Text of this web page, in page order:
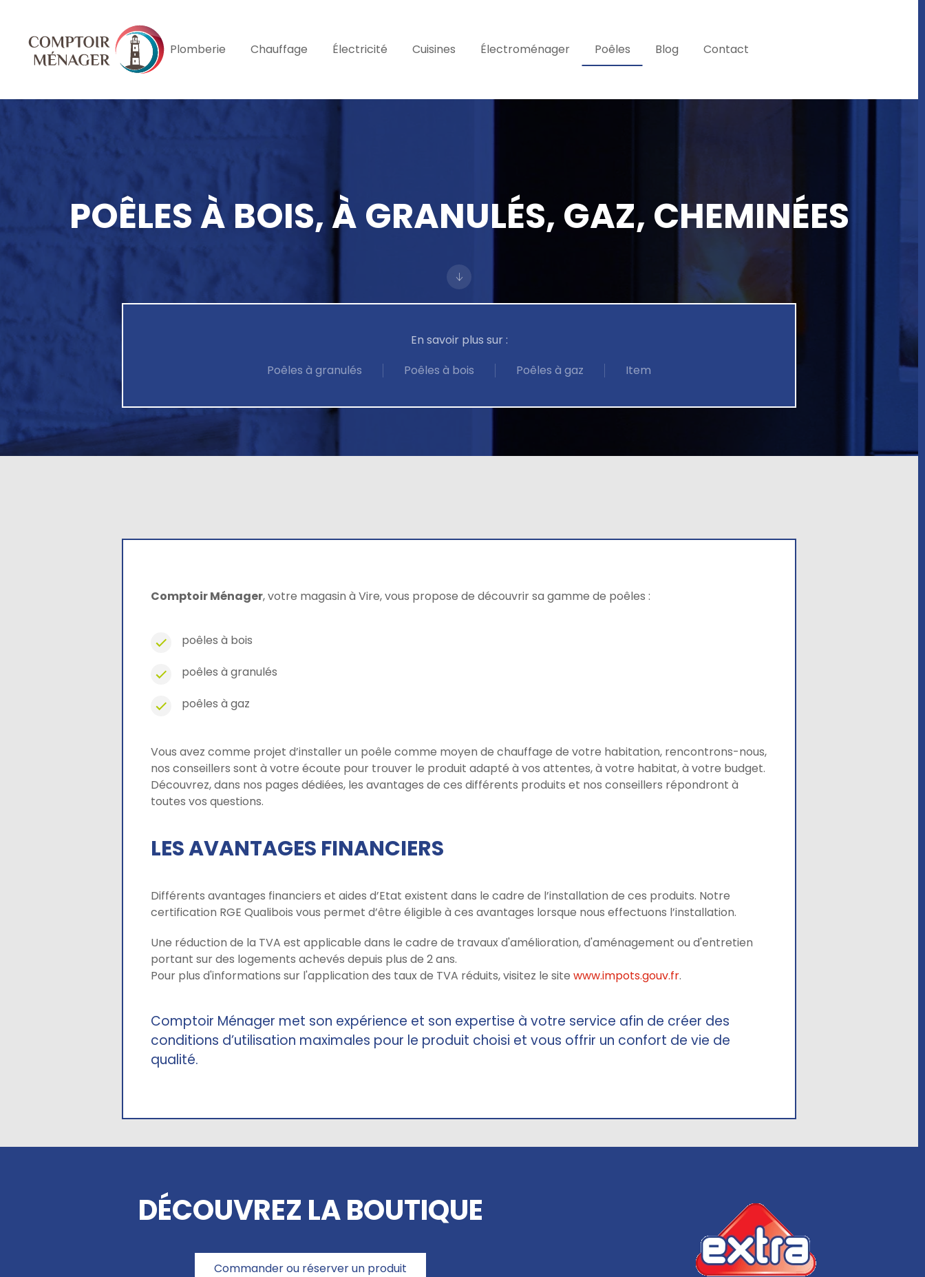
Skip to main content Plomberie Chauffage Électricité Cuisines Électroménager Poêles Blog Contact
POÊLES À BOIS, À GRANULÉS, GAZ, CHEMINÉES
En savoir plus sur :
Poêles à granulés
Poêles à bois Poêles à gaz Item
Comptoir Ménager, votre magasin à Vire, vous propose de découvrir sa gamme de poêles :
poêles à bois
poêles à granulés
poêles à gaz
Vous avez comme projet d’installer un poêle comme moyen de chauffage de votre habitation, rencontrons-nous,
nos conseillers sont à votre écoute pour trouver le produit adapté à vos attentes, à votre habitat, à votre budget.
Découvrez, dans nos pages dédiées, les avantages de ces différents produits et nos conseillers répondront à
toutes vos questions.
LES AVANTAGES FINANCIERS
Différents avantages financiers et aides d’Etat existent dans le cadre de l’installation de ces produits. Notre
certification RGE Qualibois vous permet d’être éligible à ces avantages lorsque nous effectuons l’installation.
Une réduction de la TVA est applicable dans le cadre de travaux d'amélioration, d'aménagement ou d'entretien
portant sur des logements achevés depuis plus de 2 ans.
Pour plus d'informations sur l'application des taux de TVA réduits, visitez le site www.impots.gouv.fr.
Comptoir Ménager met son expérience et son expertise à votre service afin de créer des
conditions d’utilisation maximales pour le produit choisi et vous offrir un confort de vie de
qualité.
DÉCOUVREZ LA BOUTIQUE
Commander ou réserver un produit